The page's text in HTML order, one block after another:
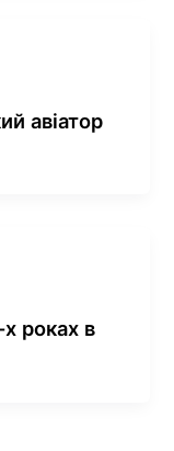
авіатор
роках в